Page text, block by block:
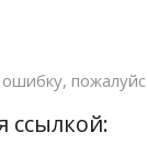
ссылкой: